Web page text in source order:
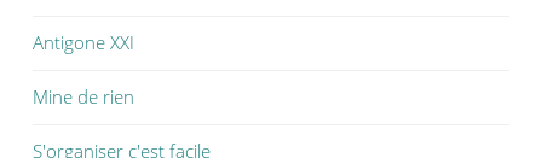
Antigone XXI
Mine de rien
S'organiser c'est facile